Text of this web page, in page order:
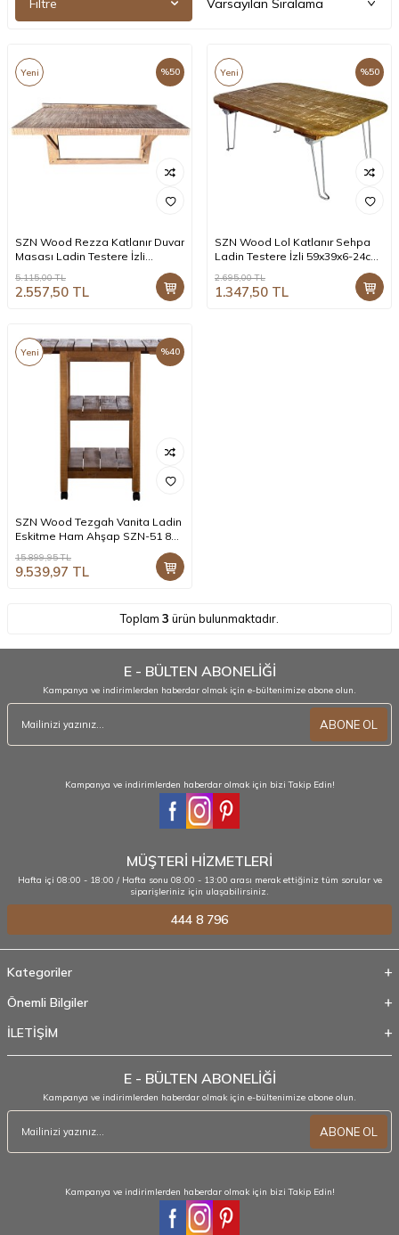
Filtre
%50
Yeni
SZN Wood Rezza Katlanır Duvar
Masası Ladin Testere İzli
5.115,00TL
2.557,50 TL
%50
Yeni
SZN Wood Lol Katlanır Sehpa
Ladin Testere İzli 59x39x6-24cm
2.695,00TL
1.347,50 TL
%40
Yeni
SZN Wood Tezgah Vanita Ladin
Eskitme Ham Ahşap SZN-51 83
x 40 x 82 cm Katlanır-Tekerlekli
15.899,95TL
9.539,97 TL
Toplam 3 ürün bulunmaktadır.
E - BÜLTEN ABONELİĞİ
Kampanya ve indirimlerden haberdar olmak için e-bültenimize abone olun.
ABONE OL
Kampanya ve indirimlerden haberdar olmak için bizi Takip Edin!
MÜŞTERİ HİZMETLERİ
Hafta içi 08:00 - 18:00 / Hafta sonu 08:00 - 13:00 arası merak ettiğiniz tüm sorular ve
siparişleriniz için ulaşabilirsiniz.
444 8 796
Kategoriler
Önemli Bilgiler
İLETİŞİM
E - BÜLTEN ABONELİĞİ
Kampanya ve indirimlerden haberdar olmak için e-bültenimize abone olun.
ABONE OL
Kampanya ve indirimlerden haberdar olmak için bizi Takip Edin!